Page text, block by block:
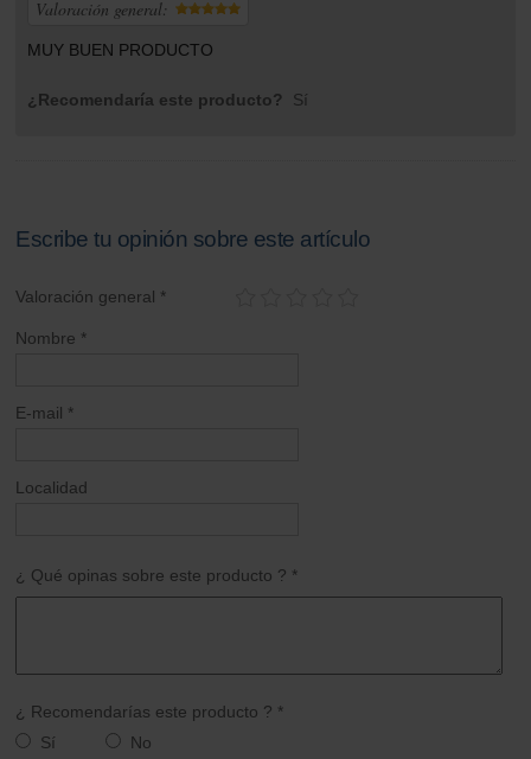
Valoración general:
MUY BUEN PRODUCTO
¿Recomendaría este producto? Sí
Escribe tu opinión sobre este artículo
Valoración general *
Nombre *
E-mail *
Localidad
¿ Qué opinas sobre este producto ? *
¿ Recomendarías este producto ? *
Sí
No